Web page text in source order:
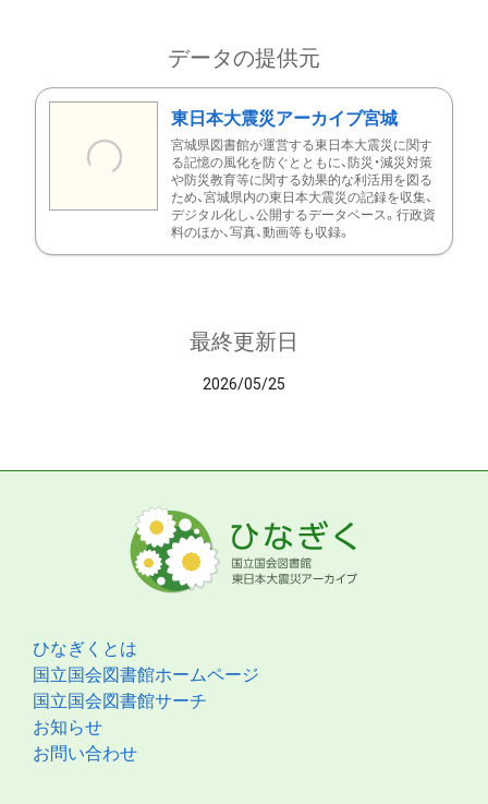
データの提供元
東日本大震災アーカイブ宮城
宮城県図書館が運営する東日本大震災に関す
る記憶の風化を防ぐとともに、防災・減災対策
や防災教育等に関する効果的な利活用を図る
ため、宮城県内の東日本大震災の記録を収集、
デジタル化し、公開するデータベース。行政資
料のほか、写真、動画等も収録。
最終更新日
2026/05/25
ひなぎくとは
国立国会図書館ホームページ
国立国会図書館サーチ
お知らせ
お問い合わせ